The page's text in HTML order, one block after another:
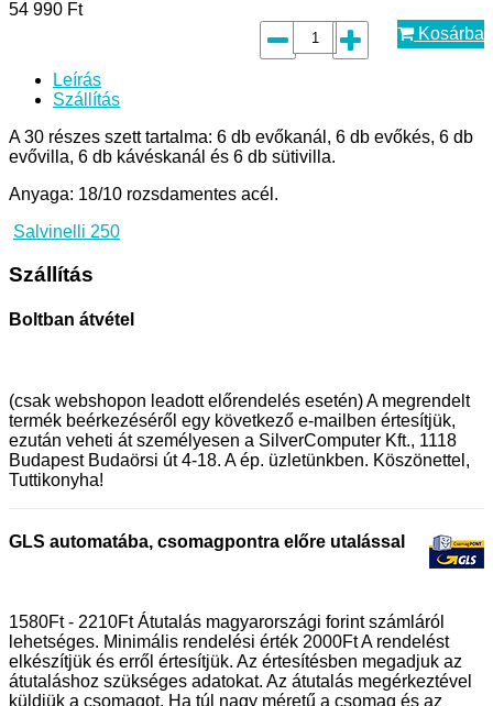
54 990 Ft
Kosárba
Leírás
Szállítás
A 30 részes szett tartalma: 6 db evőkanál, 6 db evőkés, 6 db
evővilla, 6 db kávéskanál és 6 db sütivilla.
Anyaga: 18/10 rozsdamentes acél.
Salvinelli 250
Szállítás
Boltban átvétel
(csak webshopon leadott előrendelés esetén) A megrendelt
termék beérkezéséről egy következő e-mailben értesítjük,
ezután veheti át személyesen a SilverComputer Kft., 1118
Budapest Budaörsi út 4-18. A ép. üzletünkben. Köszönettel,
Tuttikonyha!
GLS automatába, csomagpontra előre utalással
1580Ft - 2210Ft Átutalás magyarországi forint számláról
lehetséges. Minimális rendelési érték 2000Ft A rendelést
elkészítjük és erről értesítjük. Az értesítésben megadjuk az
átutaláshoz szükséges adatokat. Az átutalás megérkeztével
küldjük a csomagot. Ha túl nagy méretű a csomag és az